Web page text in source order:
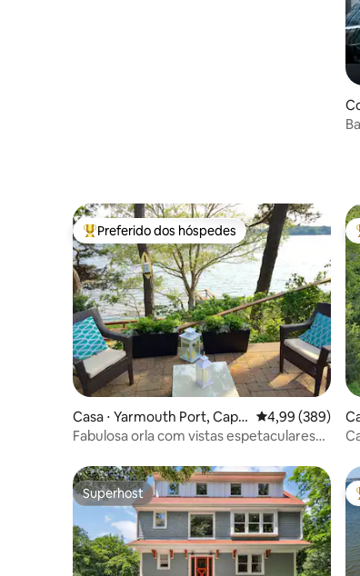
Entre os melhores preferidos dos hóspedes
Preferido dos hóspedes
Casa ⋅ Yarmouth Port, Cape
Cod
4,99 de uma
4,99 (389)
Fabulosa orla com vistas espetaculares
Superhost
Superhost